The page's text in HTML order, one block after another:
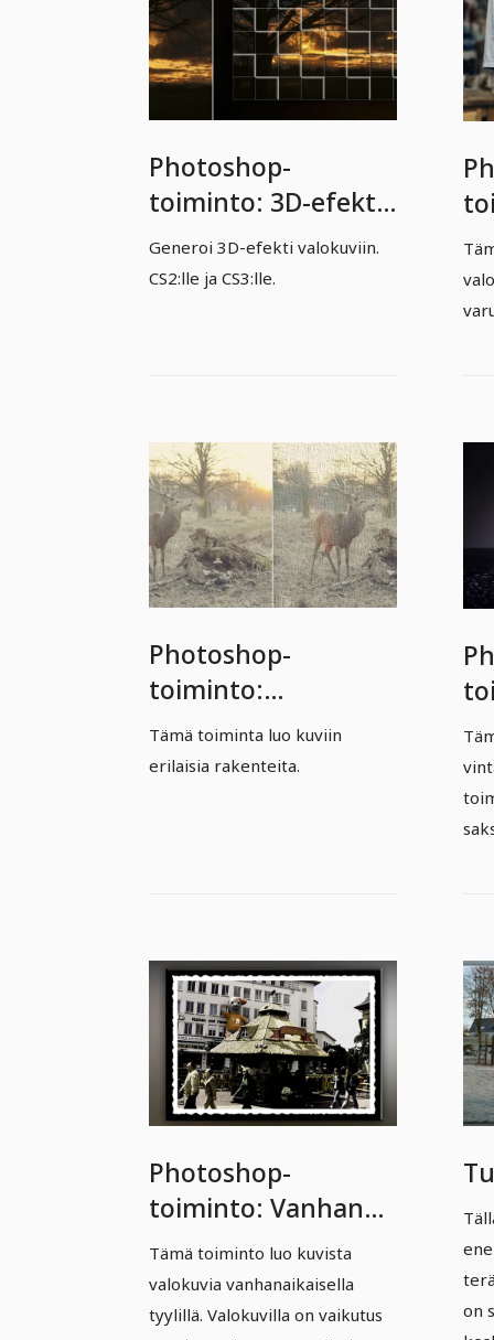
Photoshop-
toiminto: 3D-efekti
valokuviin
Generoi 3D-efekti valokuviin.
CS2:lle ja CS3:lle.
Photoshop-
toiminto:
rakenteet-toiminto
Tämä toiminta luo kuviin
erilaisia rakenteita.
Photoshop-
toiminto: Vanhan
ajan efektit
Tämä toiminto luo kuvista
valokuvia vanhanaikaisella
tyylillä. Valokuvilla on vaikutus
on